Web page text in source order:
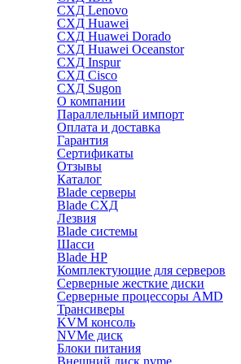
СХД Lenovo
СХД Huawei
СХД Huawei Dorado
СХД Huawei Oceanstor
СХД Inspur
СХД Cisco
СХД Sugon
О компании
Параллельный импорт
Оплата и доставка
Гарантия
Сертификаты
Отзывы
Каталог
Blade серверы
Blade СХД
Лезвия
Blade системы
Шасси
Blade HP
Комплектующие для серверов
Серверные жесткие диски
Серверные процессоры AMD
Трансиверы
KVM консоль
NVMe диск
Блоки питания
Внешний диск nvme